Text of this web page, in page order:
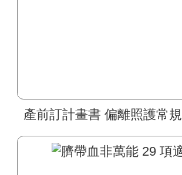
產前訂計畫書 偏離照護常規